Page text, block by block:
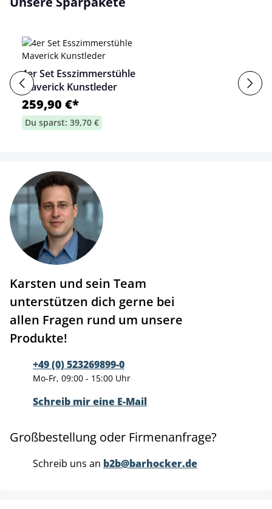
4er Set Esszimmerstühle
Maverick Kunstleder
259,90 €*
Du sparst: 39,70 €
Karsten und sein Team
unterstützen dich gerne bei
allen Fragen rund um unsere
Produkte!
+49 (0) 523269899-0
Mo-Fr, 09:00 - 15:00 Uhr
Schreib mir eine E-Mail
Großbestellung oder Firmenanfrage?
Schreib uns an b2b@barhocker.de